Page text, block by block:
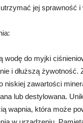
jej sprawność i
wodę do myjki
i dłuższą żywotność.
niskiej zawartości
lub destylowana.
wapnia, która może